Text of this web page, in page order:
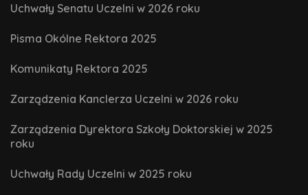
Uchwały Senatu Uczelni w 2026 roku
Pisma Okólne Rektora 2025
Komunikaty Rektora 2025
Zarządzenia Kanclerza Uczelni w 2026 roku
Zarządzenia Dyrektora Szkoły Doktorskiej w 2025
roku
Uchwały Rady Uczelni w 2025 roku